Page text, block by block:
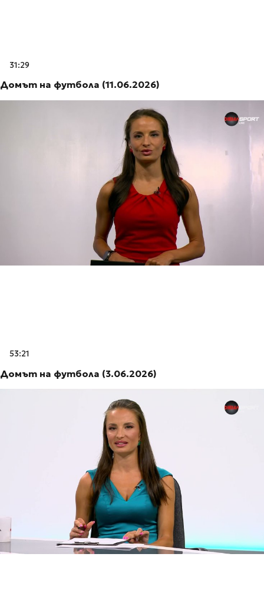
31:29
Домът на футбола (11.06.2026)
53:21
Домът на футбола (3.06.2026)